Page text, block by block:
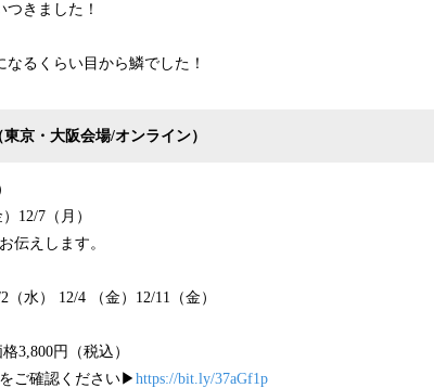
きました！
るくらい目から鱗でした！
京・大阪会場/オンライン）
12/7（月）
伝えします。
水） 12/4 （金）12/11（金）
3,800円（税込）
ご確認ください▶︎ https://bit.ly/37aGf1p